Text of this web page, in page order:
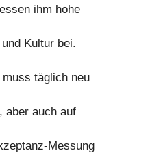
ihm hohe
Kultur bei.
täglich neu
aber auch auf
Messung